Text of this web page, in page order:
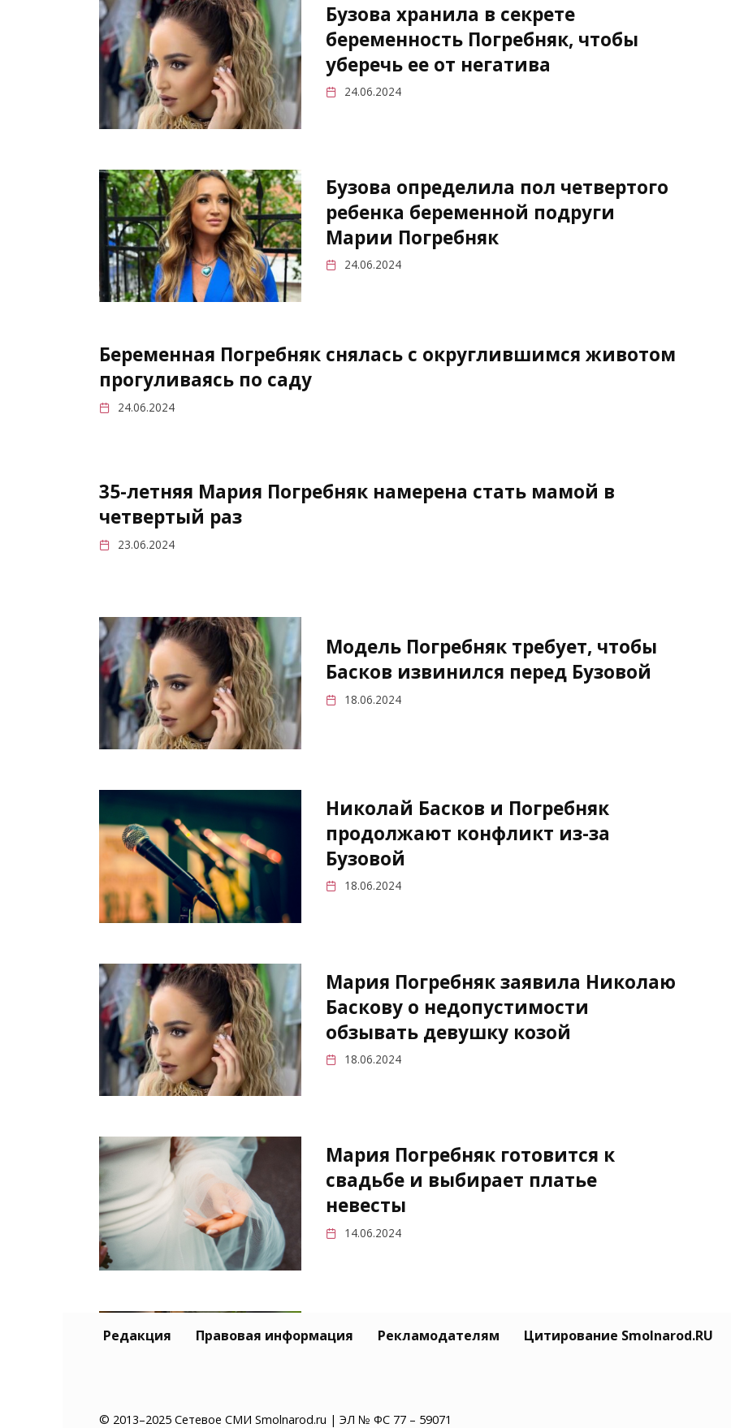
Бузова хранила в секрете
беременность Погребняк, чтобы
уберечь ее от негатива
24.06.2024
Бузова определила пол четвертого
ребенка беременной подруги
Марии Погребняк
24.06.2024
Беременная Погребняк снялась с округлившимся животом
прогуливаясь по саду
24.06.2024
35-летняя Мария Погребняк намерена стать мамой в
четвертый раз
23.06.2024
Модель Погребняк требует, чтобы
Басков извинился перед Бузовой
18.06.2024
Николай Басков и Погребняк
продолжают конфликт из-за
Бузовой
18.06.2024
Мария Погребняк заявила Николаю
Баскову о недопустимости
обзывать девушку козой
18.06.2024
Мария Погребняк готовится к
свадьбе и выбирает платье
невесты
14.06.2024
Милявская в мини-платье
Редакция Правовая информация Рекламодателям Цитирование Smolnarod.RU
© 2013–2025 Сетевое СМИ Smolnarod.ru | ЭЛ № ФС 77 – 59071